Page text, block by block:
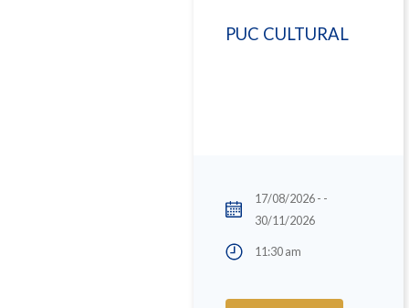
PUC CULTURAL
17/08/2026 - -
30/11/2026
11:30 am